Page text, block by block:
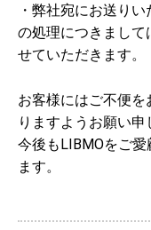
・弊社宛にお送り
の処理につきまして
せていただきます。
お客様にはご不便
りますようお願い申
今後もLIBMOをご
ます。